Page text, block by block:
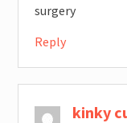
surgery
Reply
kinky